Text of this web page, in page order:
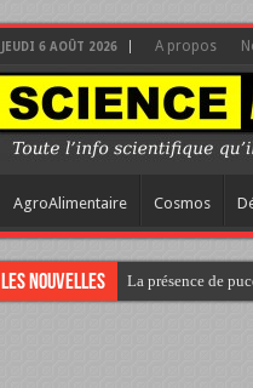
JEUDI 6 AOÛT 2026 A propos
AgroAlimentaire Cosmos
Les nouvelles La présence de